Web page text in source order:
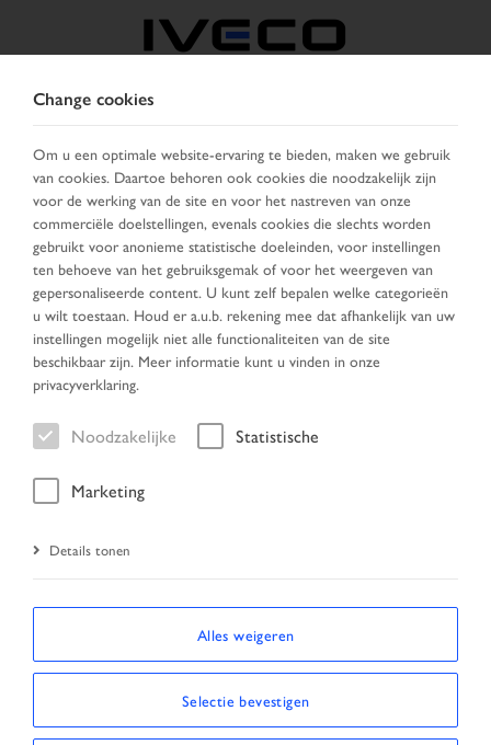
KIES LAND VERANDER TAAL
Toggle
navigation
MENU
Voertuig
Home
Change cookies
Om u een optimale website-ervaring te bieden, maken we gebruik
van cookies. Daartoe behoren ook cookies die noodzakelijk zijn
voor de werking van de site en voor het nastreven van onze
commerciële doelstellingen, evenals cookies die slechts worden
gebruikt voor anonieme statistische doeleinden, voor instellingen
ten behoeve van het gebruiksgemak of voor het weergeven van
gepersonaliseerde content. U kunt zelf bepalen welke categorieën
u wilt toestaan. Houd er a.u.b. rekening mee dat afhankelijk van uw
instellingen mogelijk niet alle functionaliteiten van de site
beschikbaar zijn. Meer informatie kunt u vinden in onze
privacyverklaring.
Noodzakelijke Statistische
Marketing
Details tonen
Alles weigeren
Selectie bevestigen